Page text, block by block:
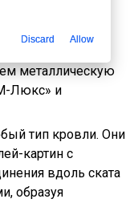
по 30-50 лет без
металлическую
Люкс» и
тип кровли. Они
картин с
вдоль ската
образуя
Discard Allow